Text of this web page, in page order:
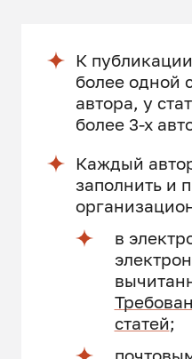
К
более одной
автора, у
более 3-х
Каждый
заполнить и
в
статей;